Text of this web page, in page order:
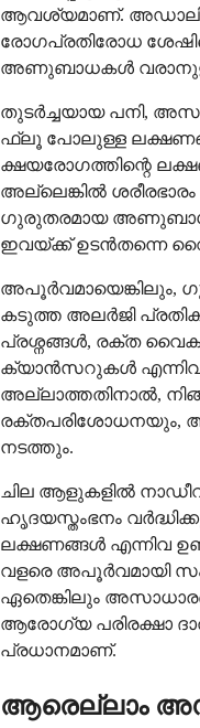
ആവശ്യമാണ്.
രോഗപ്രതിരോധ
അണുബാധകൾ വരാനുള്ള
തുടർച്ചയായ പനി,
ഫ്ലൂ പോലുള്ള
ക്ഷയരോഗത്തിന്റെ
അല്ലെങ്കിൽ
ഗുരുതരമായ
ഇവയ്ക്ക് ഉടൻതന്നെ
അപൂർവമായെങ്കിലും,
കടുത്ത അലർജി
പ്രശ്നങ്ങൾ, രക്ത
ക്യാൻസറുകൾ എന്നിവ
അല്ലാത്തതിനാൽ,
രക്തപരിശോധനയും,
നടത്തും.
ചില ആളുകളിൽ
ഹൃദയസ്തംഭനം
ലക്ഷണങ്ങൾ എന്നിവ
വളരെ അപൂർവമായി
ഏതെങ്കിലും
ആരോഗ്യ പരിരക്ഷാ
പ്രധാനമാണ്.
ആരെല്ലാം